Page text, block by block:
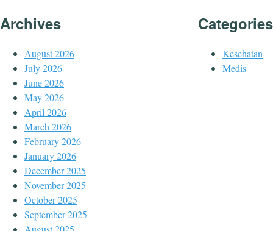
Archives
August 2026
July 2026
June 2026
May 2026
April 2026
March 2026
February 2026
January 2026
December 2025
November 2025
October 2025
September 2025
Categories
Kesehatan
Medis